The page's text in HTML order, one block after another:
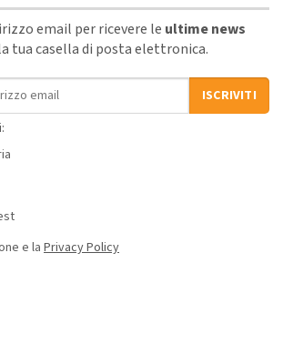
email per ricevere le ultime news
tua casella di posta elettronica.
ISCRIVITI
e la Privacy Policy